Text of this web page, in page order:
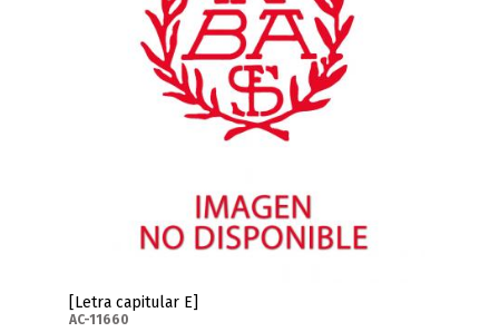
[Letra capitular E]
AC-11660